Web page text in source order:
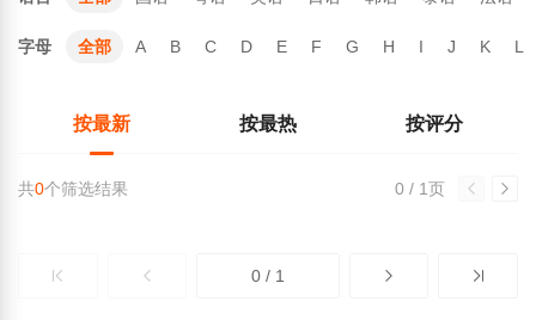
字母 全部 A B C D E F G H I J K L
按最新 按最热 按评分
0 / 1页
共0个筛选结果
0 / 1